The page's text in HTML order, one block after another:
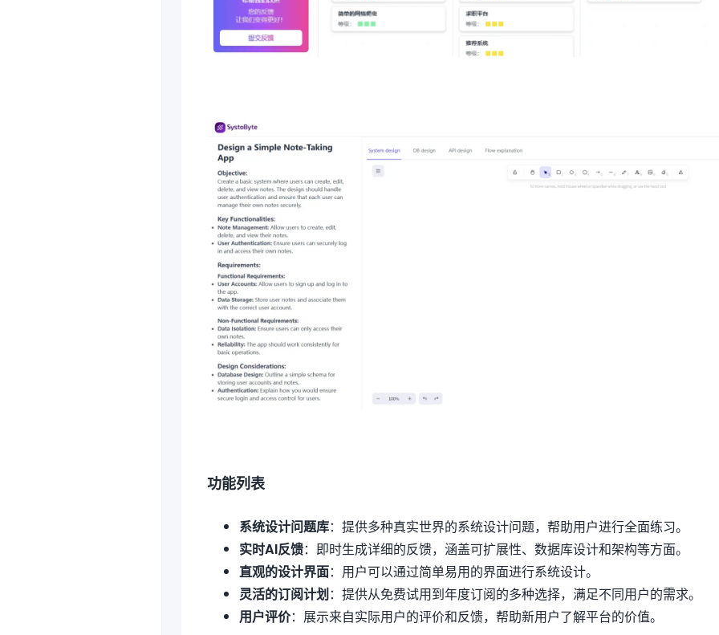
功能列表
系统设计问题库：提供多种真实世界的系统设计问题，帮助用户进行全面练习。
实时AI反馈：即时生成详细的反馈，涵盖可扩展性、数据库设计和架构等方面。
直观的设计界面：用户可以通过简单易用的界面进行系统设计。
灵活的订阅计划：提供从免费试用到年度订阅的多种选择，满足不同用户的需求。
用户评价：展示来自实际用户的评价和反馈，帮助新用户了解平台的价值。